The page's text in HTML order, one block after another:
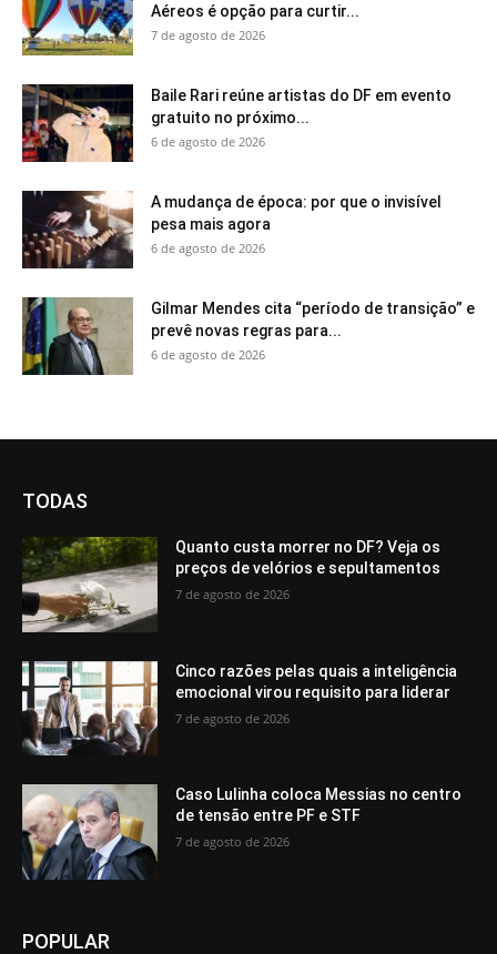
Aéreos é opção para curtir...
7 de agosto de 2026
Baile Rari reúne artistas do DF em evento
gratuito no próximo...
6 de agosto de 2026
A mudança de época: por que o invisível
pesa mais agora
6 de agosto de 2026
Gilmar Mendes cita “período de transição” e
prevê novas regras para...
6 de agosto de 2026
TODAS
Quanto custa morrer no DF? Veja os
preços de velórios e sepultamentos
7 de agosto de 2026
Cinco razões pelas quais a inteligência
emocional virou requisito para liderar
7 de agosto de 2026
Caso Lulinha coloca Messias no centro
de tensão entre PF e STF
7 de agosto de 2026
POPULAR